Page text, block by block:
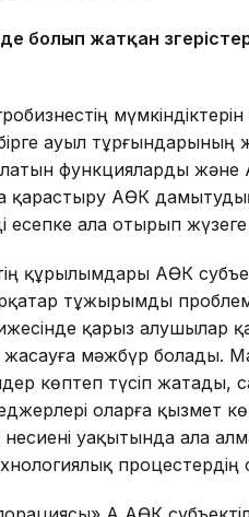
болып жатқан
ауыл
функцияларды және
қарастыру АӨК
есепке ала отырып
құрылымдары АӨК
тұжырымды
қарыз алушылар
жасауға мәжбүр болады.
көптеп түсіп жатады,
оларға қызмет
уақытында ала
процестердің